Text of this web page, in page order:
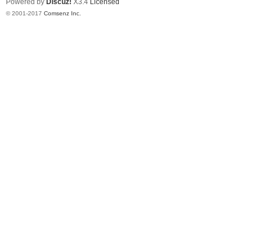
Powered by Discuz! X3.4 Licensed
© 2001-2017 Comsenz Inc.